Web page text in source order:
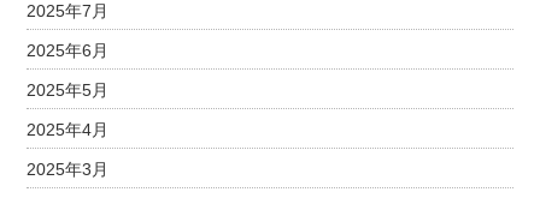
2025年7月
2025年6月
2025年5月
2025年4月
2025年3月